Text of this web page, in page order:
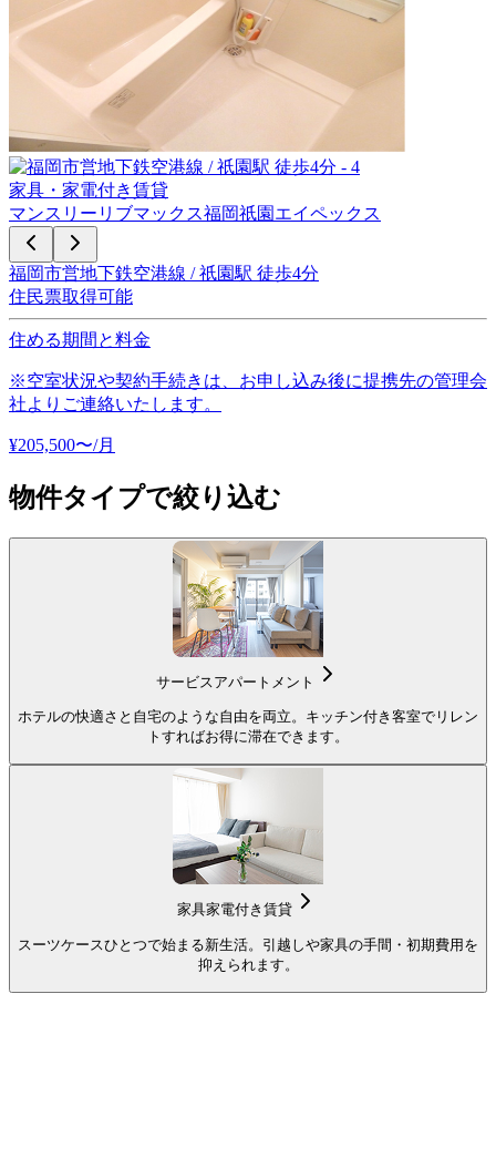
家具・家電付き賃貸
マンスリーリブマックス福岡祇園エイペックス
福岡市営地下鉄空港線 / 祇園駅 徒歩4分
住民票取得可能
住める期間と料金
※空室状況や契約手続きは、お申し込み後に提携先の管理会
社よりご連絡いたします。
¥205,500〜/月
物件タイプで絞り込む
サービスアパートメント
ホテルの快適さと自宅のような自由を両立。キッチン付き客室でリレン
トすればお得に滞在できます。
家具家電付き賃貸
スーツケースひとつで始まる新生活。引越しや家具の手間・初期費用を
抑えられます。